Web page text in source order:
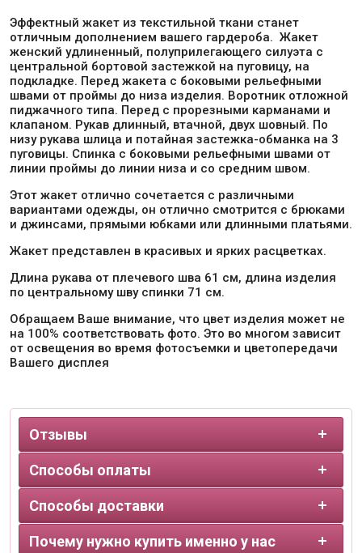
Эффектный жакет из текстильной ткани станет
отличным дополнением вашего гардероба. Жакет
женский удлиненный, полуприлегающего силуэта с
центральной бортовой застежкой на пуговицу, на
подкладке. Перед жакета с боковыми рельефными
швами от проймы до низа изделия. Воротник отложной
пиджачного типа. Перед с прорезными карманами и
клапаном. Рукав длинный, втачной, двух шовный. По
низу рукава шлица и потайная застежка-обманка на 3
пуговицы. Спинка с боковыми рельефными швами от
линии проймы до линии низа и со средним швом.
Этот жакет отлично сочетается с различными
вариантами одежды, он отлично смотрится с брюками
и джинсами, прямыми юбками или длинными платьями.
Жакет представлен в красивых и ярких расцветках.
Длина рукава от плечевого шва 61 см, длина изделия
по центральному шву спинки 71 см.
Обращаем Ваше внимание, что цвет изделия может не
на 100% соответствовать фото. Это во многом зависит
от освещения во время фотосъемки и цветопередачи
Вашего дисплея
Отзывы
Способы оплаты
Способы доставки
Почему нужно купить именно у нас